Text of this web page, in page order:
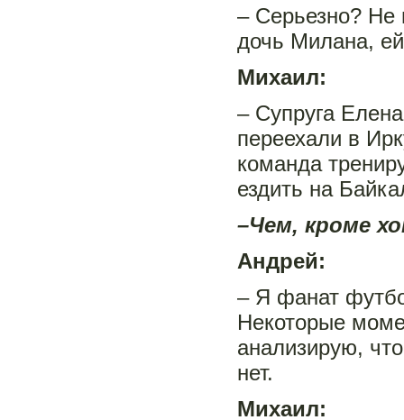
– Серьезно? Не
дочь Милана,
Михаил:
– Супруга
переехали в
команда
ездить на
–Чем, кроме
Андрей:
– Я фанат
Некоторые
анализирую,
нет.
Михаил: